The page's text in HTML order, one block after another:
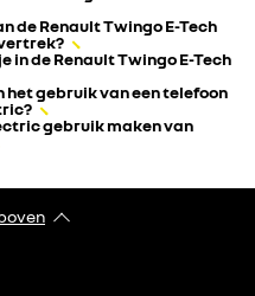
de Renault Twingo E-Tech
in de Renault Twingo E-Tech
gebruik van een telefoon
gebruik maken van